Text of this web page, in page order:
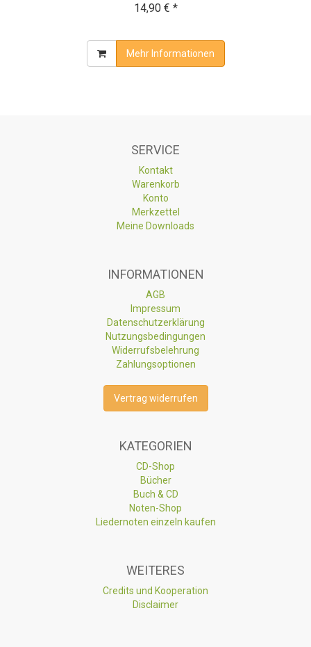
14,90 € *
Mehr Informationen
SERVICE
Kontakt
Warenkorb
Konto
Merkzettel
Meine Downloads
INFORMATIONEN
AGB
Impressum
Datenschutzerklärung
Nutzungsbedingungen
Widerrufsbelehrung
Zahlungsoptionen
Vertrag widerrufen
KATEGORIEN
CD-Shop
Bücher
Buch & CD
Noten-Shop
Liedernoten einzeln kaufen
WEITERES
Credits und Kooperation
Disclaimer